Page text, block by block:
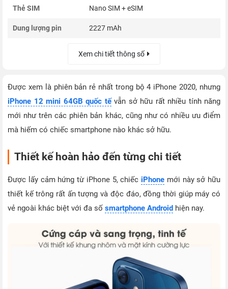
Được xem là phiên bản rẻ nhất trong bộ 4 iPhone 2020, nhưng
iPhone 12 mini 64GB quốc tếvẫn sở hữu rất nhiều tính năng
mới như trên các phiên bản khác, cũng như có nhiều ưu điểm
mà hiếm có chiếc smartphone nào khác sở hữu.
Thiết kế hoàn hảo đến từng chi tiết
Được lấy cảm hứng từ iPhone 5, chiếc iPhone mới này sở hữu
thiết kế trông rất ấn tượng và độc đáo, đồng thời giúp máy có
vẻ ngoài khác biệt với đa số smartphone Android hiện nay.
Thẻ SIM Nano SIM + eSIM
Dung lượng pin 2227 mAh
Xem chi tiết thông số